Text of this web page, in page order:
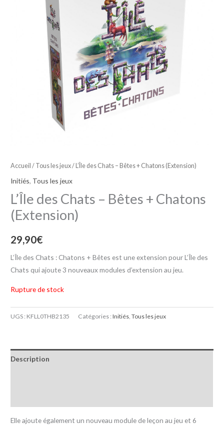
Accueil / Tous les jeux/ L’Île des Chats – Bêtes + Chatons (Extension)
Initiés, Tous les jeux
L’Île des Chats – Bêtes + Chatons
(Extension)
29,90€
L’Île des Chats : Chatons + Bêtes est une extension pour L’Île des
Chats qui ajoute 3 nouveaux modules d’extension au jeu.
Rupture de stock
UGS : KFLL0THB2135 Catégories :Initiés ,Tous les jeux
Description
Elle ajoute également un nouveau module de leçon au jeu et 6